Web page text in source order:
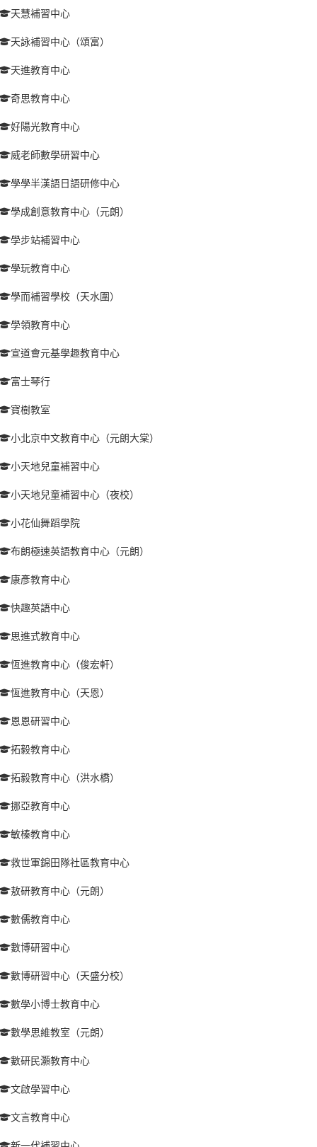
天慧補習中心
天詠補習中心（頌富）
天進教育中心
奇思教育中心
好陽光教育中心
威老師數學研習中心
學學半漢語日語研修中心
學成創意教育中心（元朗）
學步站補習中心
學玩教育中心
學而補習學校（天水圍）
學領教育中心
宣道會元基學趣教育中心
富士琴行
寶樹教室
小北京中文教育中心（元朗大棠）
小天地兒童補習中心
小天地兒童補習中心（夜校）
小花仙舞蹈學院
布朗極速英語教育中心（元朗）
康彥教育中心
快趣英語中心
思進式教育中心
恆進教育中心（俊宏軒）
恆進教育中心（天恩）
恩恩研習中心
拓毅教育中心
拓毅教育中心（洪水橋）
挪亞教育中心
敏榛教育中心
救世軍錦田隊社區教育中心
敖研教育中心（元朗）
數儒教育中心
數博研習中心
數博研習中心（天盛分校）
數學小博士教育中心
數學思維教室（元朗）
數研民灝教育中心
文啟學習中心
文言教育中心